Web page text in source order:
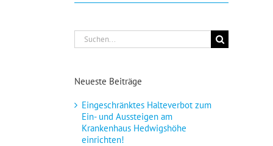
Suche
nach:
Neueste Beiträge
Eingeschränktes Halteverbot zum
Ein- und Aussteigen am
Krankenhaus Hedwigshöhe
einrichten!